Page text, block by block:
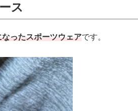
ス
ったスポーツウェアです。